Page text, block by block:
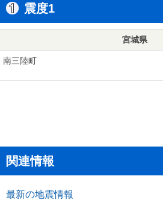
震度1
宮城県
南三陸町
関連情報
最新の地震情報